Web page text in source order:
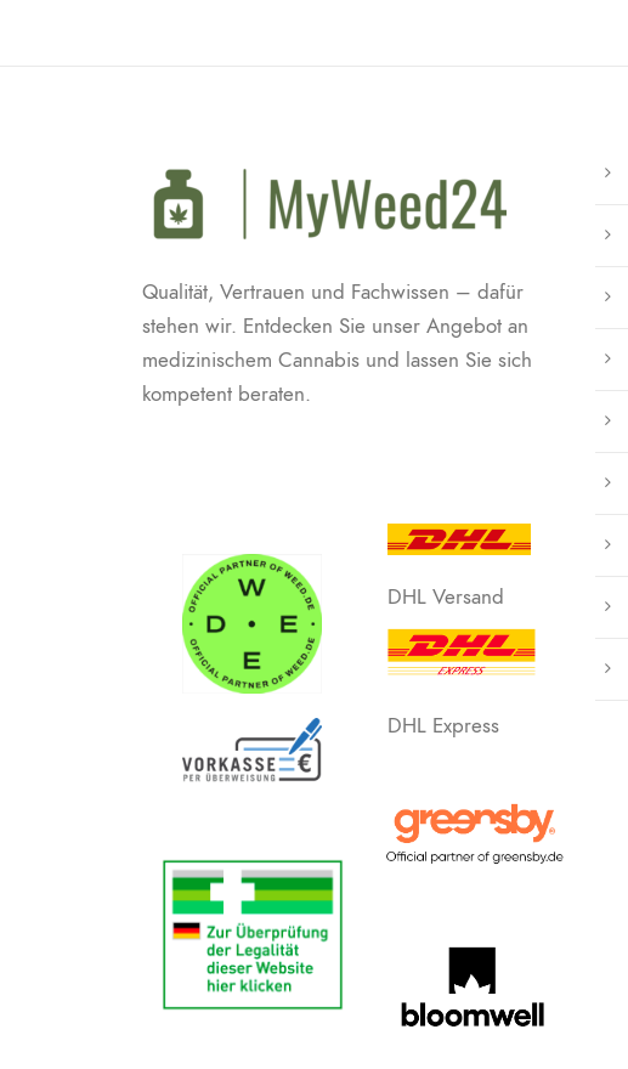
Qualität, Vertrauen und Fachwissen – dafür
stehen wir. Entdecken Sie unser Angebot an
medizinischem Cannabis und lassen Sie sich
kompetent beraten.
DHL Versand
DHL Express